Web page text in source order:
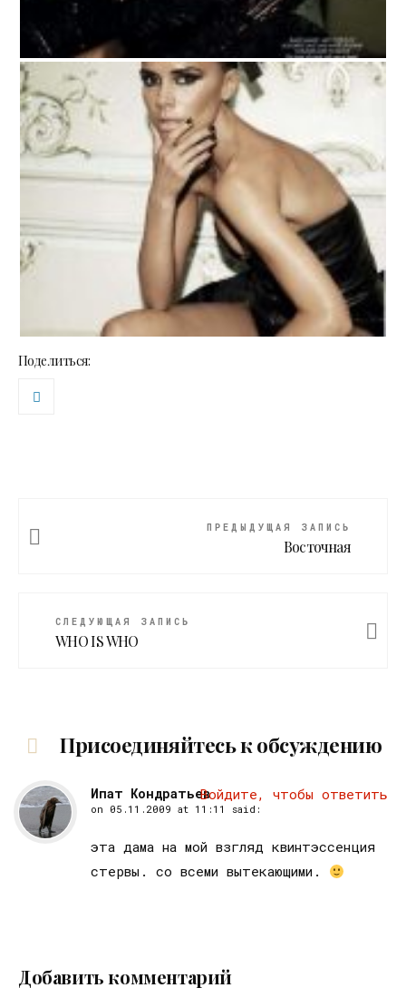
Поделиться:
ПРЕДЫДУЩАЯ ЗАПИСЬ
Восточная
СЛЕДУЮЩАЯ ЗАПИСЬ
WHO IS WHO
Присоединяйтесь к обсуждению
Ипат Кондратьев
on 05.11.2009 at 11:11 said:
эта дама на мой взгляд квинтэссенция
стервы. со всеми вытекающими.
Войдите, чтобы ответить
Добавить комментарий